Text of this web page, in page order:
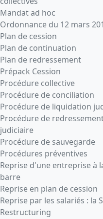
Mandat ad hoc
Ordonnance du 12 mars
Plan de cession
Plan de continuation
Plan de redressement
Prépack Cession
Procédure collective
Procédure de conciliation
Procédure de liquidation
Procédure de
judiciaire
Procédure de sauvegarde
Procédures préventives
Reprise d'une entreprise à
barre
Reprise en plan de cession
Reprise par les salariés : la
Restructuring